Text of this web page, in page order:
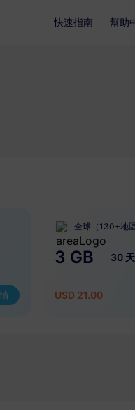
快速指南 幫助
全球（130+地區
3 GB 30 天
USD 21.00